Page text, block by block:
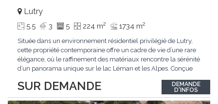
SUR DEMANDE
Lutry
5.5 3 5 224 m2 1734 m2
Située dans un environnement résidentiel privilégié de Lutry,
cette propriété contemporaine offre un cadre de vie d’une rare
élégance, où le raffinement des matériaux rencontre la sérénité
d’un panorama unique sur le lac Léman et les Alpes. Conçue
distingue par ses espaces généreux et son atmosphère
résolument harmonieuse. Caractéristiques...
DEMANDE
D'INFOS